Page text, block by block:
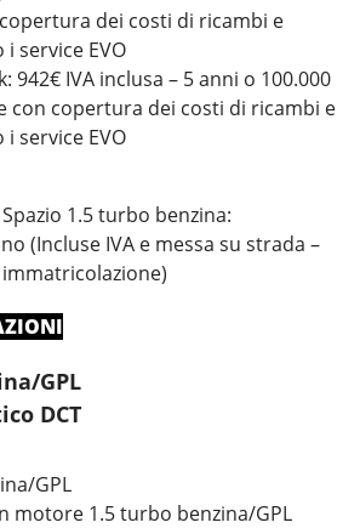
dei costi di ricambi e
service EVO
942€ IVA inclusa – 5 anni o 100.000
con copertura dei costi di ricambi e
service EVO
1.5 turbo benzina:
(Incluse IVA e messa su strada –
immatricolazione)
GPL
DCT
GPL
motore 1.5 turbo benzina/GPL